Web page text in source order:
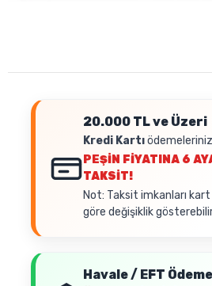
20.000 TL ve Üzeri
Kredi Kartı
PEŞİN FİYATINA 6
TAKSİT!
Not: Taksit imkanları
göre değişiklik
Havale / EFT